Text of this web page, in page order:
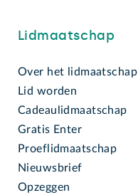
Lidmaatschap
Over het lidmaatschap
Lid worden
Cadeaulidmaatschap
Gratis Enter
Proeflidmaatschap
Nieuwsbrief
Opzeggen